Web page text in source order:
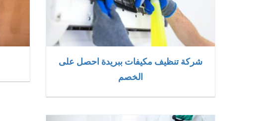
شركة تنظيف مكيفات ببريدة احصل على
الخصم